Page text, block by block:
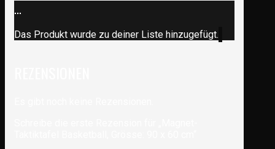
...
Das Produkt wurde zu deiner Liste hinzugefügt.